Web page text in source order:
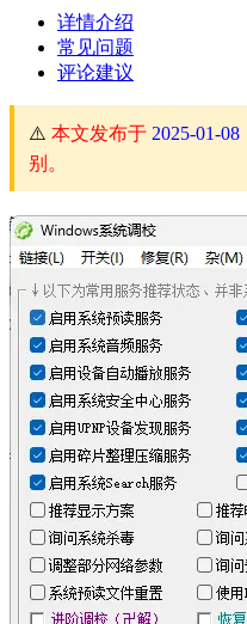
详情介绍
常见问题
评论建议
⚠️ 本文发布于 2025-01-08
别。